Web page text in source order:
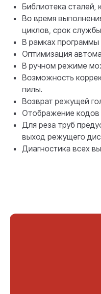
Библиотека
Во время
циклов, срок
В рамках
Оптимизация
В ручном режиме
Возможность
пилы.
Возврат режущей
Отображение кодов
Для реза труб
выход режущего
Диагностика всех